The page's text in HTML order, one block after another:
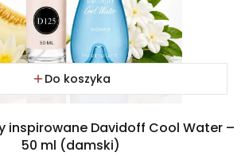
Do koszyka
inspirowane Davidoff Cool Water –
50 ml (damski)